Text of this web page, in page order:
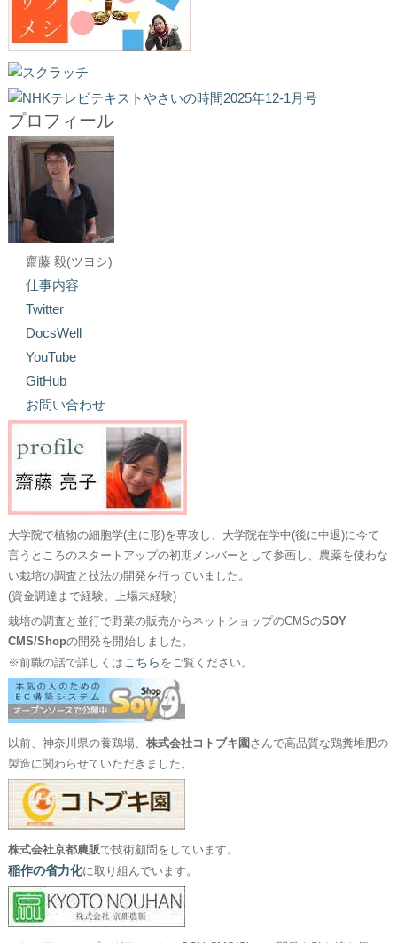
プロフィール
齋藤 毅(ツヨシ)
仕事内容
Twitter
DocsWell
YouTube
GitHub
お問い合わせ
大学院で植物の細胞学(主に形)を専攻し、大学院在学中(後に中退)に今で
言うところのスタートアップの初期メンバーとして参画し、農薬を使わな
い栽培の調査と技法の開発を行っていました。
(資金調達まで経験。上場未経験)
栽培の調査と並行で野菜の販売からネットショップのCMSのSOY
CMS/Shopの開発を開始しました。
※前職の話で詳しくは こちら をご覧ください。
以前、神奈川県の養鶏場、 株式会社コトブキ園 さんで高品質な鶏糞堆肥の
製造に関わらせていただきました。
株式会社京都農販で技術顧問をしています。
稲作の省力化に取り組んでいます。